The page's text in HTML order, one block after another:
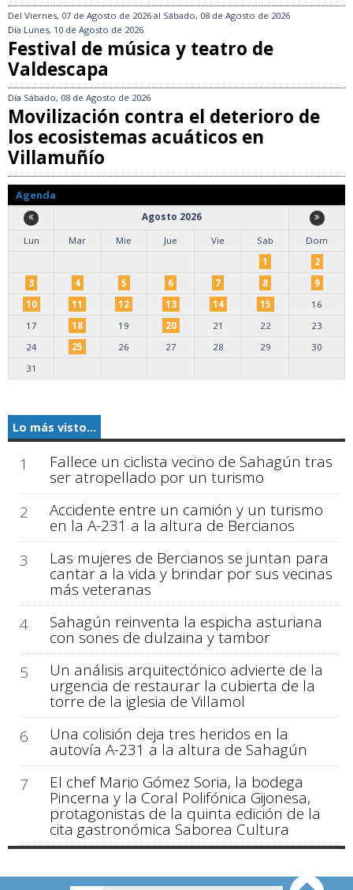
Del Viernes, 07 de Agosto de 2026 al Sábado, 08 de Agosto de 2026
Día Lunes, 10 de Agosto de 2026
Festival de música y teatro de
Valdescapa
Día Sábado, 08 de Agosto de 2026
Movilización contra el deterioro de
los ecosistemas acuáticos en
Villamuñío
Agenda
Agosto 2026
Lun
Mar Mie Jue Vie Sab
Dom
1
2
3
4 5 6 7 8
9
10
11 12 13 14 15
16
17
18 19 20 21 22
23
24
25 26 27 28 29
30
31
Lo más visto...
1 Fallece un ciclista vecino de Sahagún tras
ser atropellado por un turismo
2
Accidente entre un camión y un turismo
en la A-231 a la altura de Bercianos
3
Las mujeres de Bercianos se juntan para
cantar a la vida y brindar por sus vecinas
más veteranas
4
Sahagún reinventa la espicha asturiana
con sones de dulzaina y tambor
5
Un análisis arquitectónico advierte de la
urgencia de restaurar la cubierta de la
torre de la iglesia de Villamol
6
Una colisión deja tres heridos en la
autovía A-231 a la altura de Sahagún
7
El chef Mario Gómez Soria, la bodega
Pincerna y la Coral Polifónica Gijonesa,
protagonistas de la quinta edición de la
cita gastronómica Saborea Cultura